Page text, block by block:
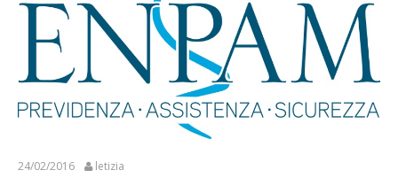
24/02/2016 letizia